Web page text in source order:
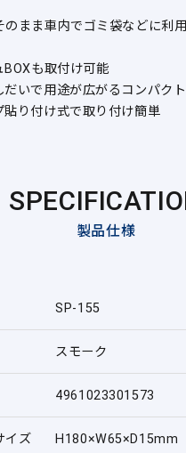
のまま車内でゴミ袋などに利
BOXも取付け可能
だいで用途が広がるコンパク
貼り付け式で取り付け簡単
製品仕様
SP-155
スモーク
4961023301573
イズ H180×W65×D15mm